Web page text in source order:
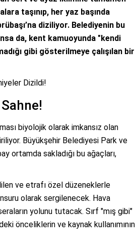
taşınıp, her yaz başında
diziliyor. Belediyenin bu
da, kent kamuoyunda "kendi
gibi gösterilmeye çalışılan bir
Dizildi!
biyolojik olarak imkansız olan
Büyükşehir Belediyesi Park ve
ortamda sakladığı bu ağaçları,
ve etrafı özel düzeneklerle
olarak sergilenecek. Hava
yolunu tutacak. Sırf "mış gibi"
önceliklerin ve kaynak kullanımının